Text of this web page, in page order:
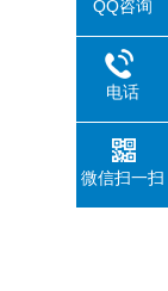
QQ咨询
电话
微信扫一扫